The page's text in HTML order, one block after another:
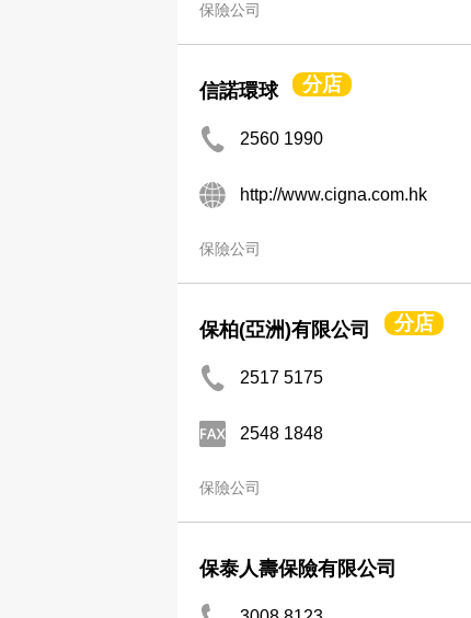
保險公司
信諾環球 分店
2560 1990
http://www.cigna.com.hk
保險公司
保柏(亞洲)有限公司 分店
2517 5175
2548 1848
保險公司
保泰人壽保險有限公司